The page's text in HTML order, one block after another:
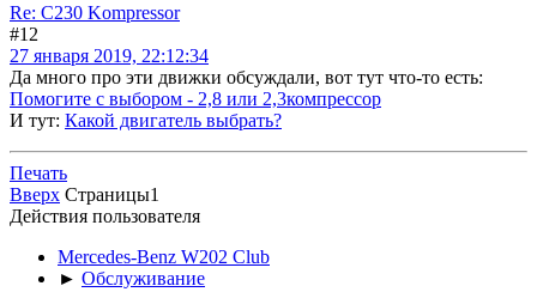
Re: C230 Kompressor
#12
27 января 2019, 22:12:34
Да много про эти движки обсуждали, вот тут что-то есть:
Помогите с выбором - 2,8 или 2,3компрессор
И тут: Какой двигатель выбрать?
Печать
Вверх Страницы1
Действия пользователя
Mercedes-Benz W202 Club
► Обслуживание